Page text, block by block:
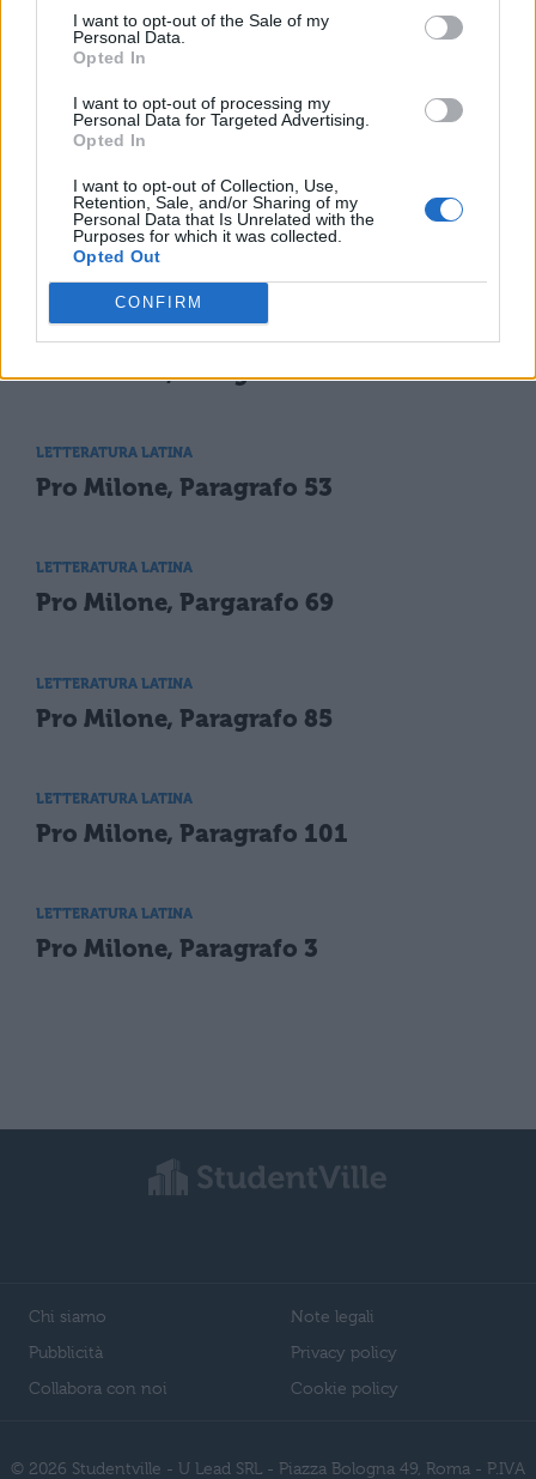
I want to opt-out of the Sale of my
Personal Data.
Opted In
I want to opt-out of processing my
Personal Data for Targeted Advertising.
Opted In
I want to opt-out of Collection, Use,
Retention, Sale, and/or Sharing of my
Personal Data that Is Unrelated with the
Purposes for which it was collected.
Opted Out
CONFIRM
TI POTREBBE INTERESSARE
LETTERATURA LATINA
Pro Milone, Paragrafo 4
LETTERATURA LATINA
Pro Milone, Paragrafo 21
LETTERATURA LATINA
Pro Milone, Paragrafo 37
LETTERATURA LATINA
Pro Milone, Paragrafo 53
LETTERATURA LATINA
Pro Milone, Pargarafo 69
LETTERATURA LATINA
Pro Milone, Paragrafo 85
LETTERATURA LATINA
Pro Milone, Paragrafo 101
LETTERATURA LATINA
Pro Milone, Paragrafo 3
Chi siamo
Pubblicità
Collabora con noi
Note legali
Privacy policy
Cookie policy
© 2026 Studentville - U Lead SRL - Piazza Bologna 49, Roma - P.IVA